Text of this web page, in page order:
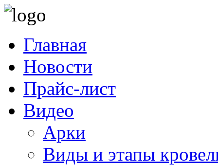
Главная
Новости
Прайс-лист
Видео
Арки
Виды и этапы